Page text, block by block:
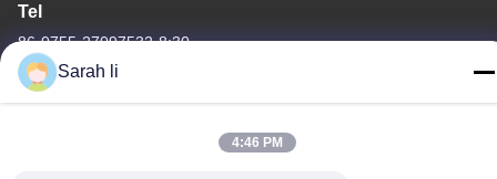
Tel
86-0755-27097532-8:30
Sarah li
4:46 PM